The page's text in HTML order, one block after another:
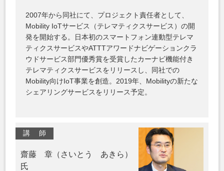
2007年から同社にて、プロジェクト責任者として、
Mobility IoTサービス（テレマティクスサービス）の開
発を開始する。日本初のスマートフォン連動型テレマ
ティクスサービスやATTTアワードナビゲーションクラ
ウドサービス部門優秀賞を受賞したカーナビ機能付き
テレマティクスサービスをリリースし、同社での
Mobility向けIoT事業を創造。2019年、Mobilityの新たな
シェアリングサービスをリリース予定。
講 師
齋藤 章（さいとう あきら）
氏